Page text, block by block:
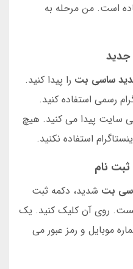
است. من مرحله به
جدید
ساسی بت را پیدا کنید.
رسمی استفاده کنید.
سایت پیدا می کنید. هیچ
استفاده نکنید.
نام
بت شدید، دکمه ثبت
روی آن کلیک کنید. یک
موبایل و رمز عبور می